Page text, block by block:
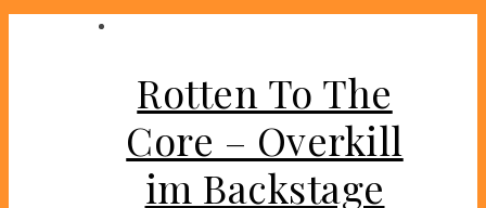
Rotten To The
Core – Overkill
im Backstage